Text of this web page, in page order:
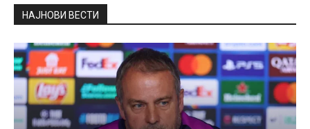
НAЈНОВИ ВЕСТИ